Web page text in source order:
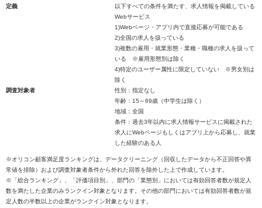
定義
以下すべての条件を満たす、求人情報を掲載している
Webサービス
1)Webページ・アプリ内で直接応募が可能である
2)全国の求人を扱っている
3)複数の雇用・就業形態・業種・職種の求人を扱って
いる ※雇用形態別は除く
4)特定のユーザー属性に限定していない ※男女別は
除く
調査対象者
性別：指定なし
年齢：15～69歳（中学生は除く）
地域：全国
条件：過去3年以内に求人情報サービスに掲載された
求人にWebページもしくはアプリ上から応募し、就業
した経験のある人
※オリコン顧客満足度ランキングは、データクリーニング（回収したデータから不正回答や異
常値を排除）および調査対象者条件から外れた回答を除外した上で作成しています。
※「総合ランキング」、「評価項目別」、部門の「業態別」においては有効回答者数が規定人
数を満たした企業のみランクイン対象となります。その他の部門においては有効回答者数が規
定人数の半数以上の企業がランクイン対象となります。